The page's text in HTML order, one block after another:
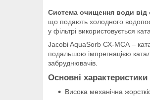
Система очищення води від
що подають холодного
у фільтрі використовується
Jacobi AquaSorb СХ-МСА –
подальшою імпрегнацією
забруднювачів.
Основні характеристики
Висока механічна